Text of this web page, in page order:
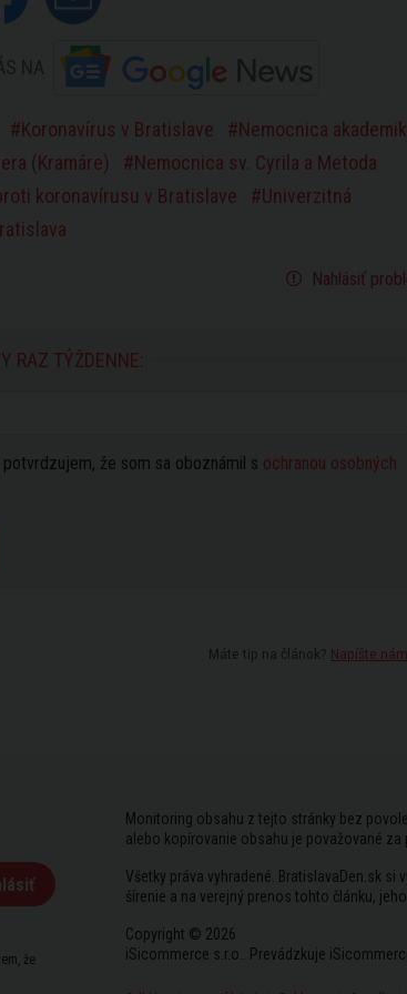
Koronavírus v Bratislave
Nemocnica
(Kramáre)
Nemocnica sv. Cyrila a Metoda
koronavírusu v Bratislave
Univerzitná
Nahlásiť
RAZ TÝŽDENNE:
potvrdzujem, že som sa oboznámil s ochranou osobných
Máte tip na článok? Napíšte
že
Monitoring obsahu z tejto stránky bez
alebo kopírovanie obsahu je považované za
Všetky práva vyhradené. BratislavaDen.sk
šírenie a na verejný prenos tohto článku,
Copyright © 2026
iSicommerce s.r.o.. Prevádzkuje